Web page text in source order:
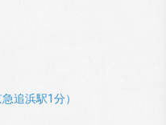
追浜駅1分）